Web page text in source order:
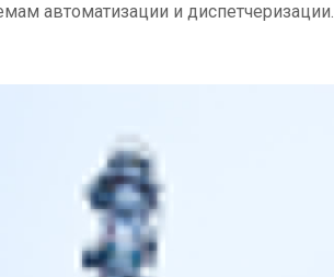
автоматизации и диспетчеризации.